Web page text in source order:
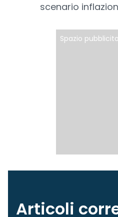
scenario
Spazio
Articoli